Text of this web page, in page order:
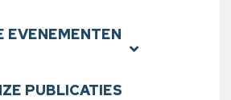
EVENEMENTEN
PUBLICATIES